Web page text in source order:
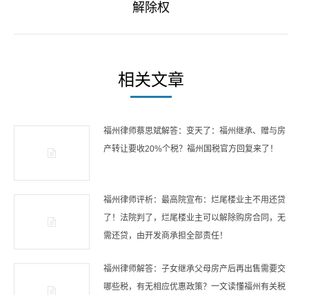
一
解除权
相关文章
福州律师蔡思斌解答：变天了：福州继承、赠与房
产转让要收20%个税？福州国税官方回复来了！
福州律师评析：最高院宣布：烂尾楼业主不用还贷
了！法院判了，烂尾楼业主可以解除购房合同，无
需还贷，由开发商承担全部责任！
福州律师解答：子女继承父母房产后再出售需要交
哪些税，有无相应优惠政策？一文读懂福州有关税